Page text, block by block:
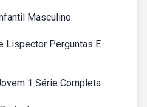
Masculino
Lispector Perguntas E
1 Série Completa